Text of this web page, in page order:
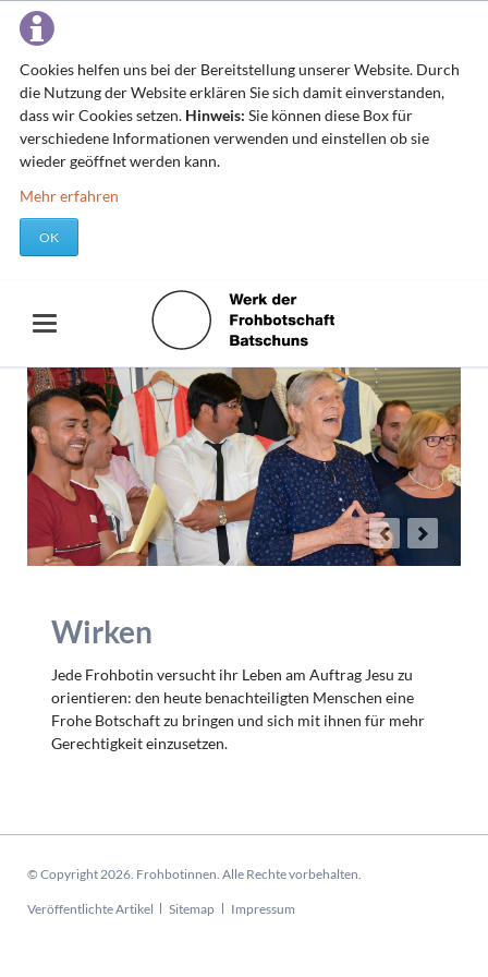
Cookies helfen uns bei der Bereitstellung unserer Website. Durch
die Nutzung der Website erklären Sie sich damit einverstanden,
dass wir Cookies setzen. Hinweis: Sie können diese Box für
verschiedene Informationen verwenden und einstellen ob sie
wieder geöffnet werden kann.
Mehr erfahren
OK
Wirken
Jede Frohbotin versucht ihr Leben am Auftrag Jesu zu
orientieren: den heute benachteiligten Menschen eine
Frohe Botschaft zu bringen und sich mit ihnen für mehr
Gerechtigkeit einzusetzen.
© Copyright 2026. Frohbotinnen. Alle Rechte vorbehalten.
Navigation
Veröffentlichte Artikel Sitemap Impressum